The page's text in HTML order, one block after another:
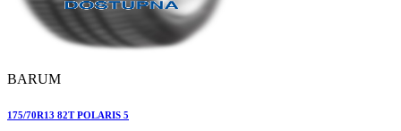
BARUM
175/70R13 82T POLARIS 5